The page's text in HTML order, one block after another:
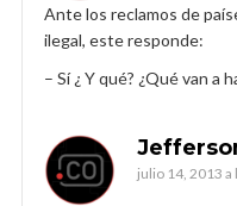
Ante los reclamos de
ilegal, este responde:
– Sí ¿ Y qué? ¿Qué van a
julio 14, 2013 a